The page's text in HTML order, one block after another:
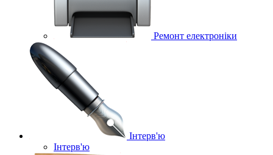
Ремонт електроніки
Інтерв'ю
Інтерв'ю